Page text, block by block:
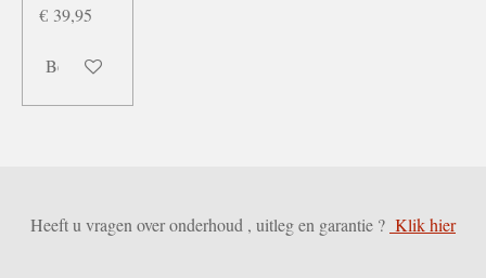
€ 39,95
Bekijk details
Heeft u vragen over onderhoud , uitleg en garantie ? Klik hier